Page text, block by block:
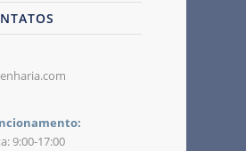
9:00-17:00